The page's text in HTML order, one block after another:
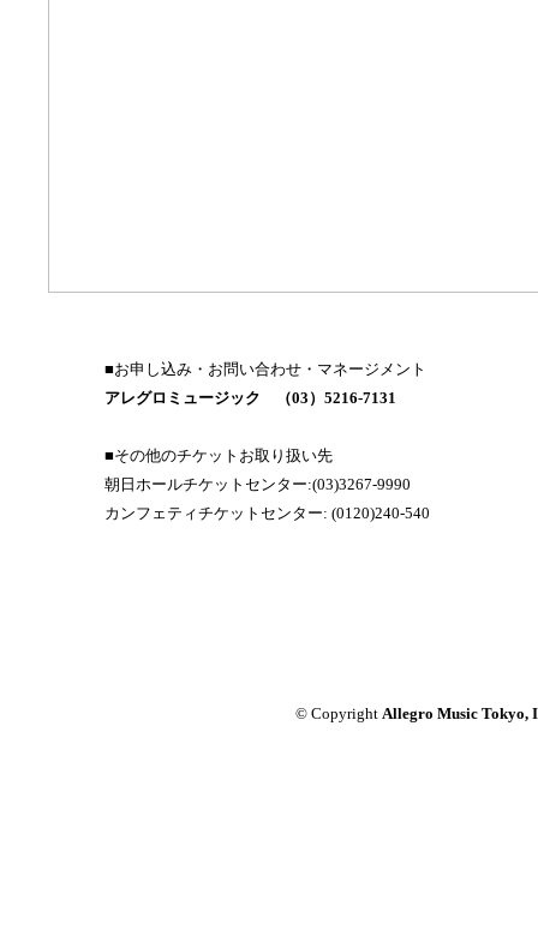
■お申し込み・お問い合わせ・マネージメント
アレグロミュージック （03）5216-7131
■その他のチケットお取り扱い先
朝日ホールチケットセンター:(03)3267-9990
カンフェティチケットセンター: (0120)240-540
© Copyright Allegro Music Tokyo,